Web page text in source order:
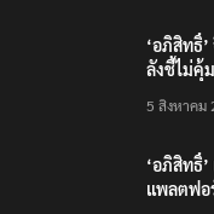
‘อภิสิทธิ์
ลังชี้ไม่คุ้
5 สิงหาคม
‘อภิสิทธิ์
แพลตฟอ